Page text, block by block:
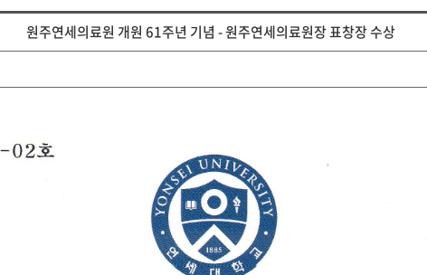
원주연세의료원 개원 61주년 기념 - 원주연세의료원장 표창장 수상